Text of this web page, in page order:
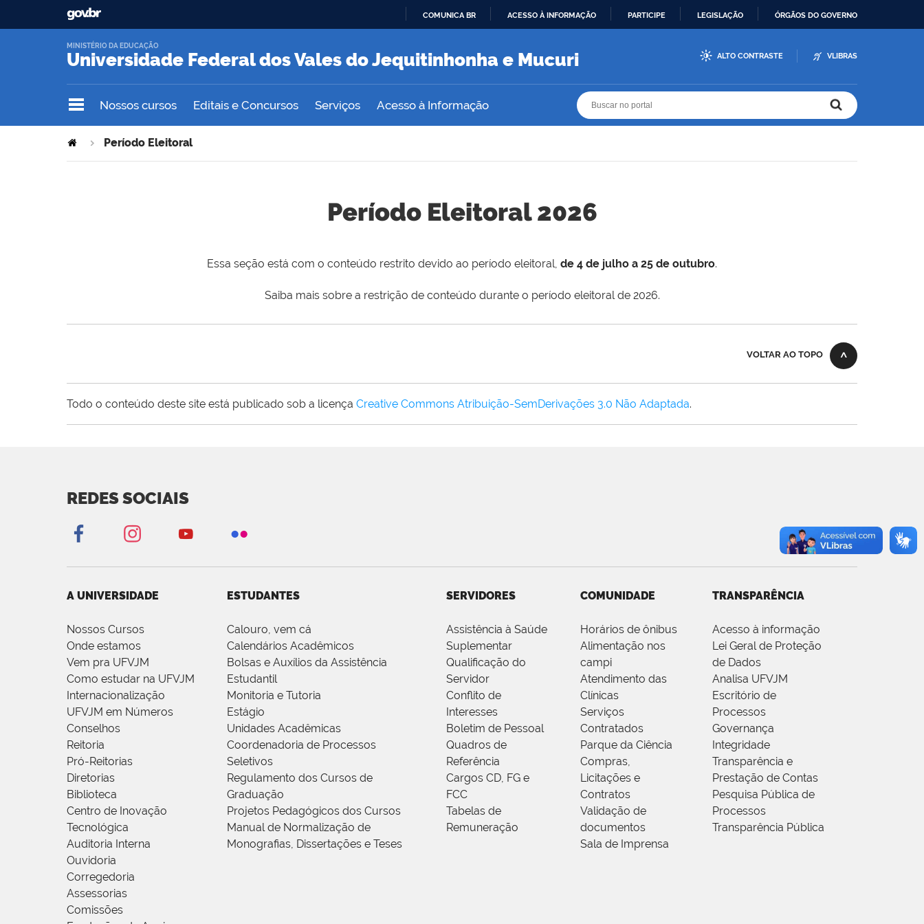
O
COMUNICA BR ACESSO À INFORMAÇÃO PARTICIPE LEGISLAÇÃO ÓRGÃOS DO GOVERNO
Universidade Federal dos Vales do Jequitinhonha e Mucuri
MINISTÉRIO DA EDUCAÇÃO
ALTO CONTRASTE VLIBRAS
Nossos cursos Editais e Concursos Serviços Acesso à Informação
Período Eleitoral
Período Eleitoral 2026
Essa seção está com o conteúdo restrito devido ao período eleitoral, de 4 de julho a 25 de outubro.
Saiba mais sobre a restrição de conteúdo durante o período eleitoral de 2026.
VOLTAR AO TOPO
Todo o conteúdo deste site está publicado sob a licença Creative Commons Atribuição-SemDerivações 3.0 Não Adaptada.
REDES SOCIAIS
A UNIVERSIDADE
Nossos Cursos
Onde estamos
Vem pra UFVJM
Como estudar na UFVJM
Internacionalização
UFVJM em Números
Conselhos
Reitoria
Pró-Reitorias
Diretorias
Biblioteca
Centro de Inovação
Tecnológica
Auditoria Interna
Ouvidoria
Corregedoria
Assessorias
Comissões
ESTUDANTES
Calouro, vem cá
Calendários Acadêmicos
Bolsas e Auxílios da Assistência
Estudantil
Monitoria e Tutoria
Estágio
Unidades Acadêmicas
Coordenadoria de Processos
Seletivos
Regulamento dos Cursos de
Graduação
Projetos Pedagógicos dos Cursos
Manual de Normalização de
Monografias, Dissertações e Teses
SERVIDORES
Assistência à Saúde
Suplementar
Qualificação do
Servidor
Conflito de
Interesses
Boletim de Pessoal
Quadros de
Referência
Cargos CD, FG e
FCC
Tabelas de
Remuneração
COMUNIDADE
Horários de ônibus
Alimentação nos
campi
Atendimento das
Clínicas
Serviços
Contratados
Parque da Ciência
Compras,
Licitações e
Contratos
Validação de
documentos
Sala de Imprensa
TRANSPARÊNCIA
Acesso à informação
Lei Geral de Proteção
de Dados
Analisa UFVJM
Escritório de
Processos
Governança
Integridade
Transparência e
Prestação de Contas
Pesquisa Pública de
Processos
Transparência Pública